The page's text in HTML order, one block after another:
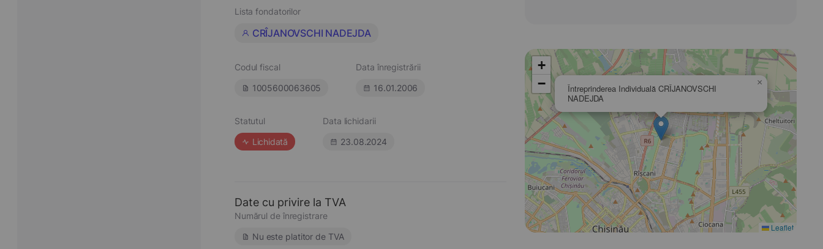
Lista fondatorilor
CRÎJANOVSCHI NADEJDA
Codul fiscal
1005600063605
Data înregistrării
16.01.2006
Statutul
Lichidată
Data lichidarii
23.08.2024
Date cu privire la TVA
Numărul de înregistrare
Nu este platitor de TVA
Întreprinderea Individuală CRÎJANOVSCHI
NADEJDA
×
+
−
Leaflet